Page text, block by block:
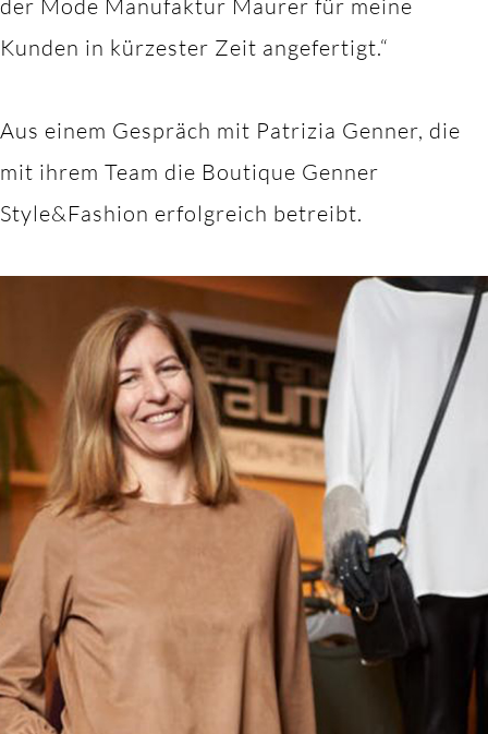
der Mode Manufaktur Maurer für meine
Kunden in kürzester Zeit angefertigt.“
Aus einem Gespräch mit Patrizia Genner, die
mit ihrem Team die Boutique Genner
Style&Fashion erfolgreich betreibt.